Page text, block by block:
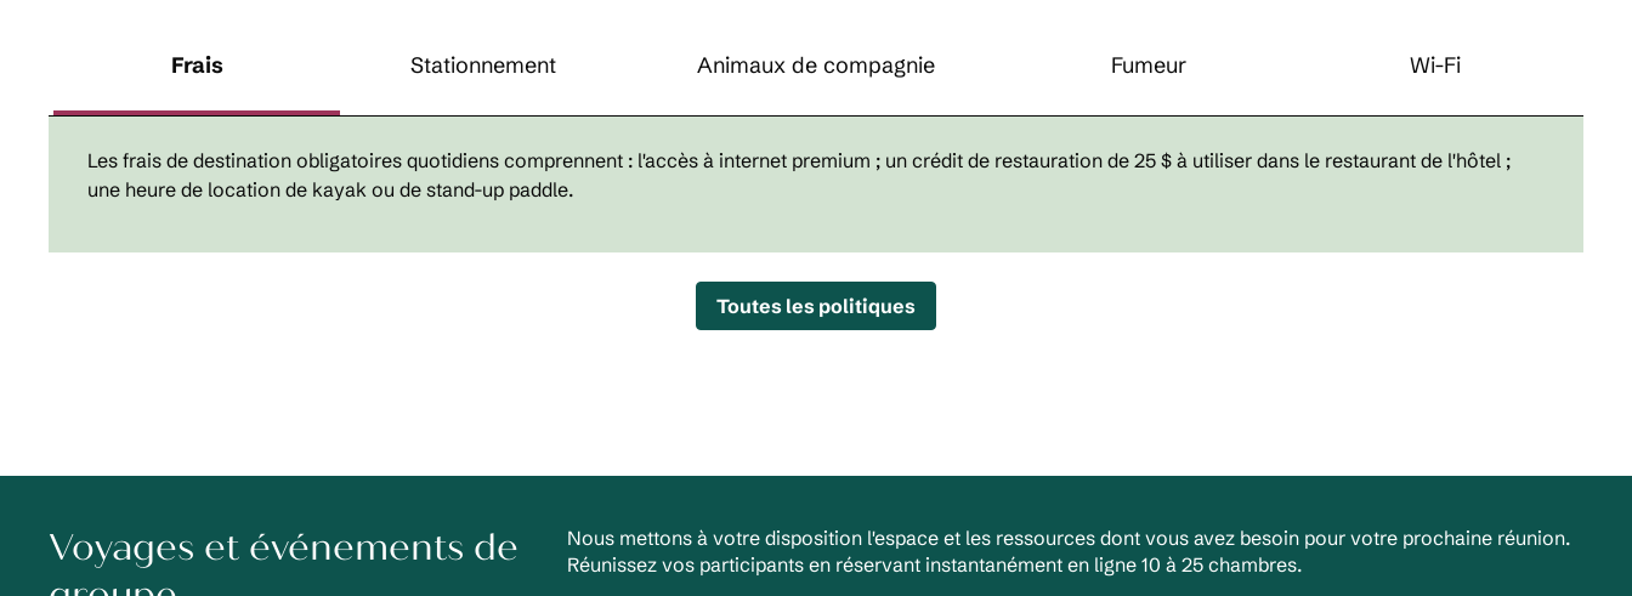
Frais Stationnement Animaux de compagnie Fumeur Wi-Fi
Les frais de destination obligatoires quotidiens comprennent : l'accès à internet premium ; un crédit de restauration de 25 $ à utiliser dans le restaurant de l'hôtel ;
une heure de location de kayak ou de stand-up paddle.
Toutes les politiques
Voyages et événements de
Nous mettons à votre disposition l'espace et les ressources dont vous avez besoin pour votre prochaine réunion.
Réunissez vos participants en réservant instantanément en ligne 10 à 25 chambres.